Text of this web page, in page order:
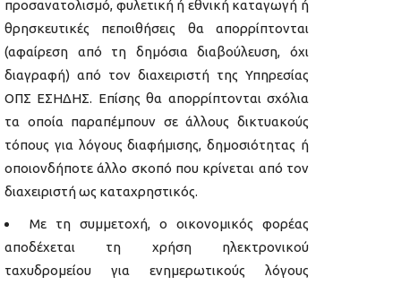
προσανατολισμό, φυλετική ή εθνική καταγωγή ή
θρησκευτικές πεποιθήσεις θα απορρίπτονται
(αφαίρεση από τη δημόσια διαβούλευση, όχι
διαγραφή) από τον διαχειριστή της Υπηρεσίας
ΟΠΣ ΕΣΗΔΗΣ. Επίσης θα απορρίπτονται σχόλια
τα οποία παραπέμπουν σε άλλους δικτυακούς
τόπους για λόγους διαφήμισης, δημοσιότητας ή
οποιονδήποτε άλλο σκοπό που κρίνεται από τον
διαχειριστή ως καταχρηστικός.
Με τη συμμετοχή, ο οικονομικός φορέας
αποδέχεται τη χρήση ηλεκτρονικού
ταχυδρομείου για ενημερωτικούς λόγους